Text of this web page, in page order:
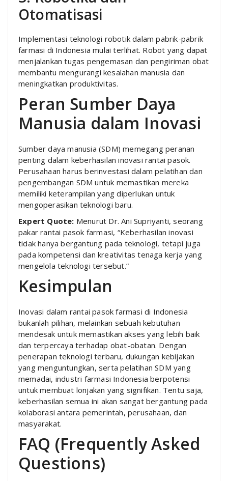
Otomatisasi
Implementasi teknologi robotik dalam pabrik-pabrik
farmasi di Indonesia mulai terlihat. Robot yang dapat
menjalankan tugas pengemasan dan pengiriman obat
membantu mengurangi kesalahan manusia dan
meningkatkan produktivitas.
Peran Sumber Daya
Manusia dalam Inovasi
Sumber daya manusia (SDM) memegang peranan
penting dalam keberhasilan inovasi rantai pasok.
Perusahaan harus berinvestasi dalam pelatihan dan
pengembangan SDM untuk memastikan mereka
memiliki keterampilan yang diperlukan untuk
mengoperasikan teknologi baru.
Expert Quote: Menurut Dr. Ani Supriyanti, seorang
pakar rantai pasok farmasi, “Keberhasilan inovasi
tidak hanya bergantung pada teknologi, tetapi juga
pada kompetensi dan kreativitas tenaga kerja yang
mengelola teknologi tersebut.”
Kesimpulan
Inovasi dalam rantai pasok farmasi di Indonesia
bukanlah pilihan, melainkan sebuah kebutuhan
mendesak untuk memastikan akses yang lebih baik
dan terpercaya terhadap obat-obatan. Dengan
penerapan teknologi terbaru, dukungan kebijakan
yang menguntungkan, serta pelatihan SDM yang
memadai, industri farmasi Indonesia berpotensi
untuk membuat lonjakan yang signifikan. Tentu saja,
keberhasilan semua ini akan sangat bergantung pada
kolaborasi antara pemerintah, perusahaan, dan
masyarakat.
FAQ (Frequently Asked
Questions)